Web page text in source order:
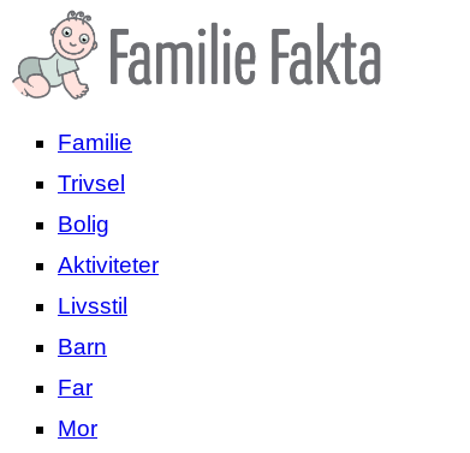
Familie
Trivsel
Bolig
Aktiviteter
Livsstil
Barn
Far
Mor